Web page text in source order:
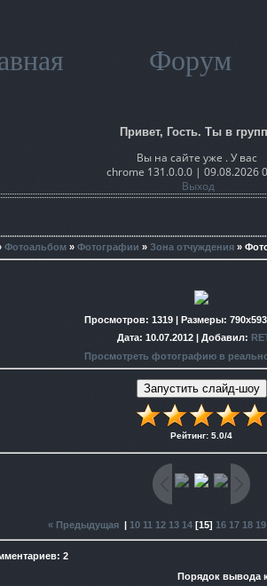
Форум
Привет, Гость. Ты в
Вы на сайте уже . У вас
chrome 131.0.0.0 | 09.08.2026
Выход
Фотоальбом » Фотографии » Зона отчуждения »
Просмотров: 1319 | Размеры:
Дата: 10.07.2012 | Добавил:
Просмотреть фотографию в
Рейтинг: 5.0/4
« Предыдущая | 10 11 12 13 14 [15] 16 17 18 19
: 2
Порядок вывода